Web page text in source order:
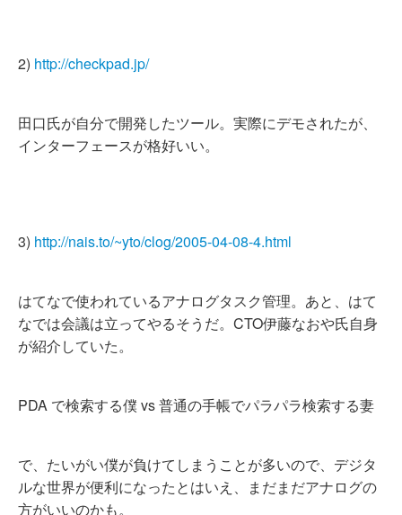
2) http://checkpad.jp/
田口氏が自分で開発したツール。実際にデモされたが、
インターフェースが格好いい。
3) http://nais.to/~yto/clog/2005-04-08-4.html
はてなで使われているアナログタスク管理。あと、はて
なでは会議は立ってやるそうだ。CTO伊藤なおや氏自身
が紹介していた。
PDA で検索する僕 vs 普通の手帳でパラパラ検索する妻
で、たいがい僕が負けてしまうことが多いので、デジタ
ルな世界が便利になったとはいえ、まだまだアナログの
方がいいのかも。